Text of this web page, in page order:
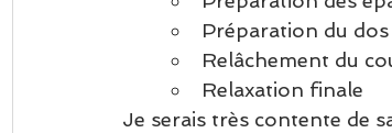
Préparation du dos
Relâchement du
Relaxation finale
Je serais très contente de